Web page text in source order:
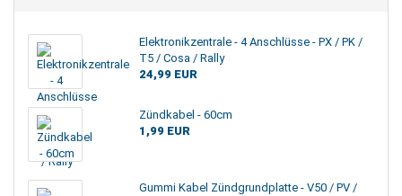
Elektronikzentrale - 4 Anschlüsse - PX / PK /
T5 / Cosa / Rally
24,99 EUR
Zündkabel - 60cm
1,99 EUR
Gummi Kabel Zündgrundplatte - V50 / PV /